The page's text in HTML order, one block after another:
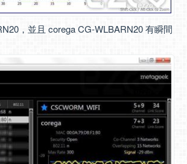
，並且 corega CG-WLBARN20 有瞬間